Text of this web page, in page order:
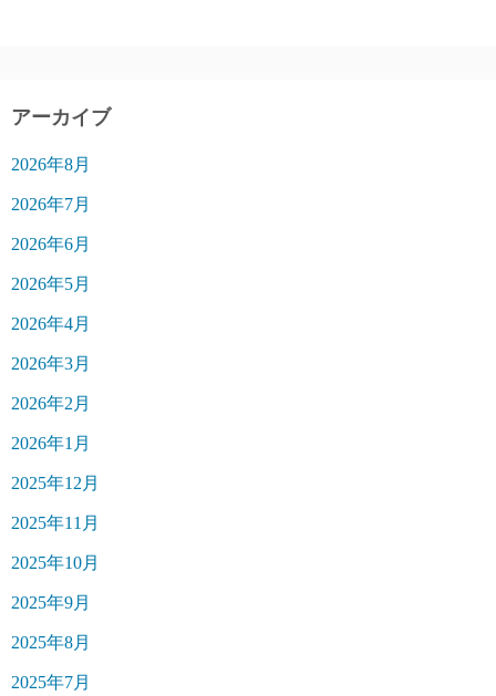
アーカイブ
2026年8月
2026年7月
2026年6月
2026年5月
2026年4月
2026年3月
2026年2月
2026年1月
2025年12月
2025年11月
2025年10月
2025年9月
2025年8月
2025年7月